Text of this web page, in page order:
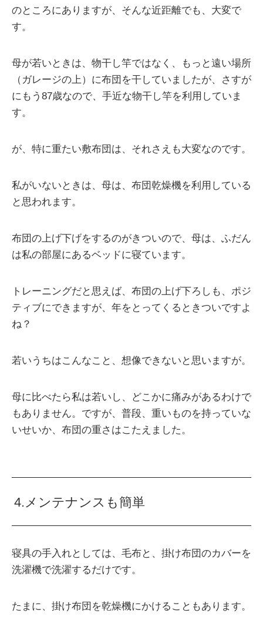
のところにありますが、そんな近距離でも、大変で
す。
母が若いときは、物干し竿ではなく、もっと遠い場所
（ガレージの上）に布団を干していましたが、さすが
にもう87歳なので、手近な物干し竿を利用していま
す。
が、特に重たい敷布団は、それさえも大変なのです。
私がいないときは、母は、布団乾燥機を利用している
と思われます。
布団の上げ下げをするのがきついので、母は、ふだん
は私の部屋にあるベッドに寝ています。
トレーニングだと思えば、布団の上げ下ろしも、ポジ
ティブにできますが、年をとってくるときついですよ
ね？
若いうちはこんなこと、想像できないと思いますが。
母に比べたら私は若いし、どこかに痛みがあるわけで
もありません。ですが、普段、重いものを持っていな
いせいか、布団の重さはこたえました。
4.メンテナンスも簡単
寝具の手入れとしては、毛布と、掛け布団のカバーを
洗濯機で洗濯するだけです。
たまに、掛け布団を乾燥機にかけることもあります。